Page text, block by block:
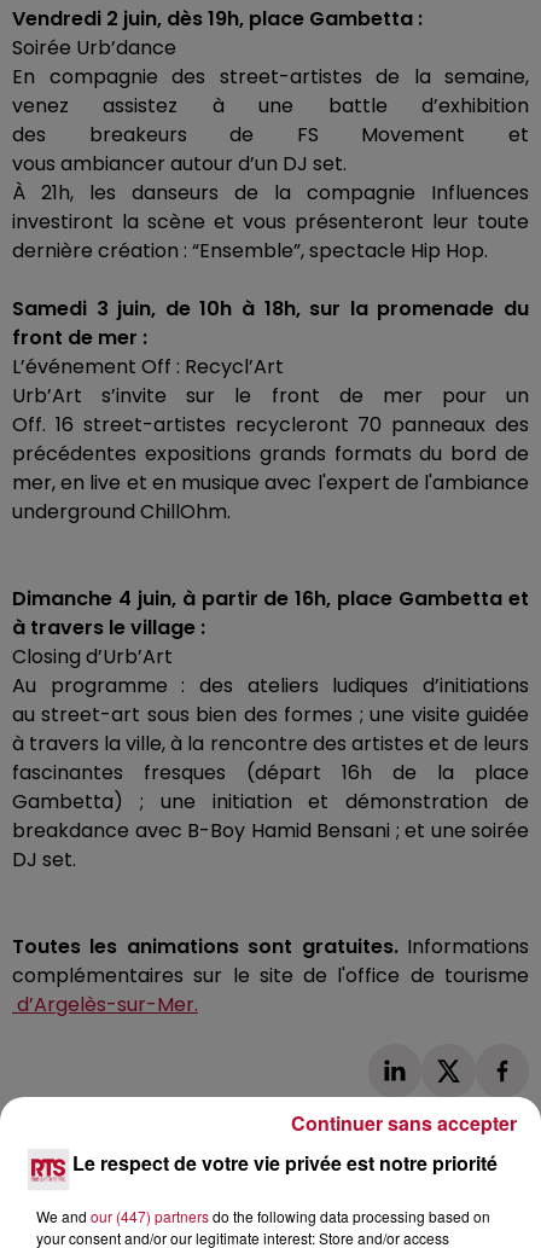
Vendredi 2 juin, dès19h, place Gambetta :
Soirée Urb’dance
En compagnie des street-artistes de la semaine,
venez assistez à une battle d’exhibition
des breakeurs de FS Movement et
vous ambiancer autour d’un DJ set.
À 21h, les danseurs de la compagnie Influences
investiront la scène et vous présenteront leur toute
dernière création : “Ensemble”, spectacle Hip Hop.
Samedi 3 juin, de10h à 18h, sur la promenade du
front de mer :
L’événement Off : Recycl’Art
Urb’Art s’invite sur le front de mer pour un
Off. 16 street-artistes recycleront 70 panneaux des
précédentes expositions grands formats du bord de
mer, en live et en musique avec l'expert de l'ambiance
underground ChillOhm.
Dimanche 4 juin, à partir de16h, place Gambetta et
à travers le village :
Closing d’Urb’Art
Au programme : des ateliers ludiques d’initiations
austreet-art sous bien des formes ; une visite guidée
à travers la ville, à la rencontre des artistes et de leurs
fascinantes fresques (départ 16h de la place
Gambetta) ; une initiation et démonstration de
breakdance avec B-Boy Hamid Bensani ; et une soirée
DJ set.
Toutes les animations sont gratuites.Informations
complémentaires sur le site de l'office de tourisme
d’Argelès-sur-Mer.
L'actu RTS dans le Sud Voir plus
Le respect de votre vie privée est notre priorité
We and our (447) partnersdo the following data processing based on
your consent and/or our legitimate interest: Store and/or access
Continuer sans accepter